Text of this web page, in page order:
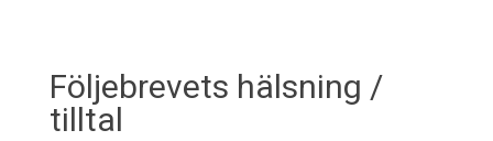
Följebrevets hälsning /
tilltal